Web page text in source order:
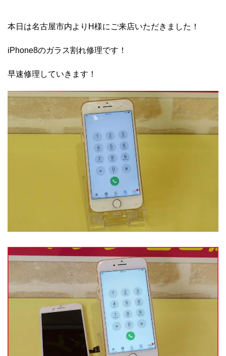
本日は名古屋市内よりH様にご来店いただきました！
iPhone8のガラス割れ修理です！
早速修理していきます！